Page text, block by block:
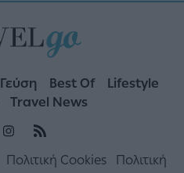
Γεύση Best Of
Lifestyle
Travel News
Πολιτική Cookies
Πολιτική